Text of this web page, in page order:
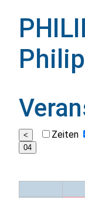
Zeiten